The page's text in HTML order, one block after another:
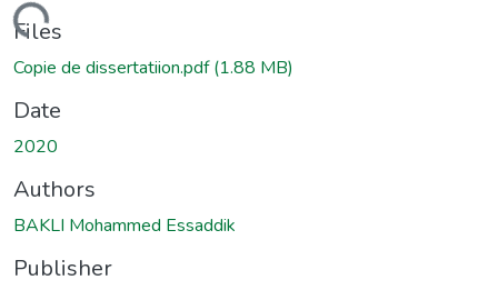
Files
Copie de dissertatiion.pdf(1.88 MB)
Date
2020
Authors
BAKLI Mohammed Essaddik
Publisher